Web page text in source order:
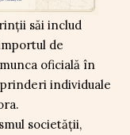
săi includ
de
oficială în
individuale
societății,